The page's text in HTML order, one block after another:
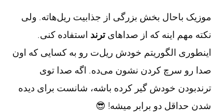
موزیک باحال بخش بزرگی از جذابیت ریل‌هاته. ولی
نکته مهم اینه که از صداهایترند استفاده کنی.
اینطوری الگوریتم خودش ریل‌ت رو به کسایی که اون
صدا رو سرچ کردن نشون می‌ده. اگه صدا توی
ترندبودن خودش گیر کرده باشه، شانست برای دیده
شدن حداقل دو برابر میشه! 😎